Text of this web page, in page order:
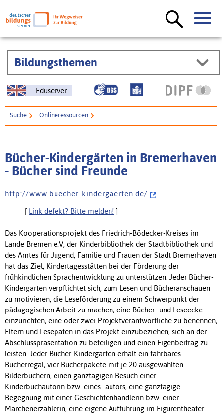
Bildungsthemen
Eduserver
Suche Onlineressourcen
Bücher-Kindergärten in Bremerhaven
- Bücher sind Freunde
h t t p : / / w w w . b u e c h e r - k i n d e r g a e r t e n . d e /
[ Link defekt? Bitte melden! ]
Das Kooperationsprojekt des Friedrich-Bödecker-Kreises im
Lande Bremen e.V, der Kinderbibliothek der Stadtbibliothek und
des Amtes für Jugend, Familie und Frauen der Stadt Bremerhaven
hat das Ziel, Kindertagesstätten bei der Förderung der
frühkindlichen Sprachentwicklung zu unterstützen. Jeder Bücher-
Kindergarten verpflichtet sich, zum Lesen und Bücheranschauen
zu motivieren, die Leseförderung zu einem Schwerpunkt der
pädagogischen Arbeit zu machen, eine Bücher- und Leseecke
einzurichten, eine oder zwei Projektverantwortliche zu benennen,
Eltern und Lesepaten in das Projekt einzubeziehen, sich an der
Abschlusspräsentation zu beteiligen und einen Eigenbeitrag zu
leisten. Jeder Bücher-Kindergarten erhält ein fahrbares
Bücherregal, vier Bücherpakete mit je 20 ausgewählten
Bilderbüchern, einen ganztägigen Besuch einer
Kinderbuchautorin bzw. eines -autors, eine ganztägige
Begegnung mit einer Geschichtenhändlerin bzw. einer
Märchenerzählerin, eine eigene Aufführung im Figurentheater